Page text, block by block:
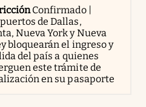
Confirmado |
de Dallas,
Nueva York y Nueva
bloquearán el ingreso y
del país a quienes
este trámite de
en su pasaporte